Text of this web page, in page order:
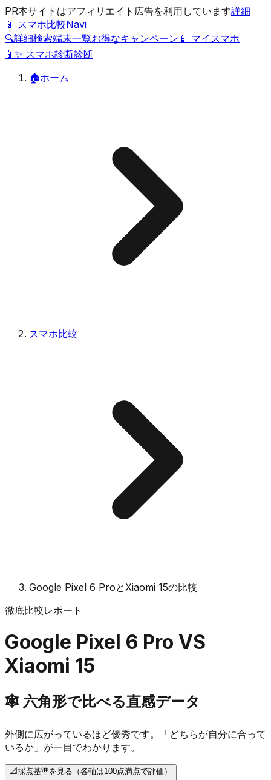
PR本サイトはアフィリエイト広告を利用しています詳細
📱 スマホ比較Navi
🔍詳細検索端末一覧お得なキャンペーン 📱 マイスマホ
📱 ✨ スマホ診断診断
🏠ホーム
スマホ比較
Google Pixel 6 ProとXiaomi 15の比較
徹底比較レポート
Google Pixel 6 Pro VS
Xiaomi 15
🕸️ 六角形で比べる直感データ
外側に広がっているほど優秀です。「どちらが自分に合って
いるか」が一目でわかります。
📐採点基準を見る（各軸は100点満点で評価）